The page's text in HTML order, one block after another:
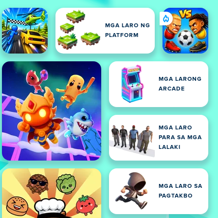
MGA LARO NG
PLATFORM
MGA LARONG
ARCADE
MGA LARO
PARA SA MGA
LALAKI
MGA LARO SA
PAGTAKBO